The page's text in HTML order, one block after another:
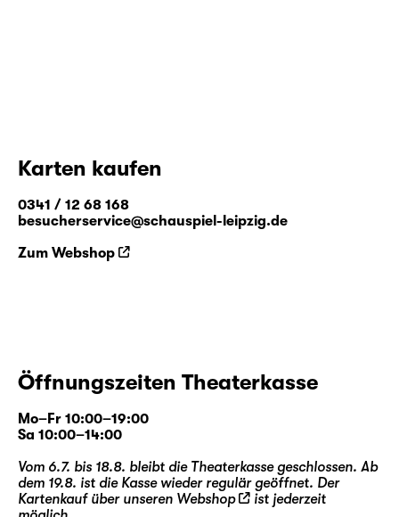
Karten kaufen
0341 / 12 68 168
besucherservice@schauspiel-leipzig.de
Zum Webshop
Öffnungszeiten Theaterkasse
Mo–Fr 10:00–19:00
Sa 10:00–14:00
Vom 6.7. bis 18.8. bleibt die Theaterkasse geschlossen. Ab
dem 19.8. ist die Kasse wieder regulär geöffnet. Der
Kartenkauf über unseren Webshop
ist jederzeit